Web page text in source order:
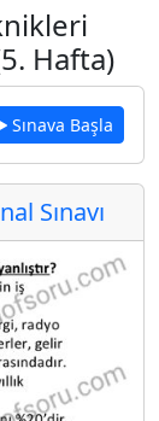
Hafta)
Sınava Başla
Sınavı